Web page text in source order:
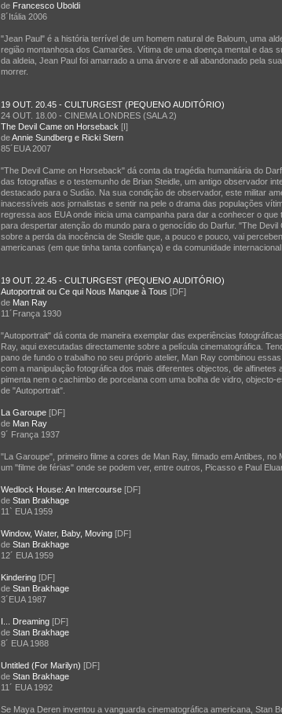
de Francesco Uboldi
8´Itália 2006
"Jean Paul" é a história terrível de um homem natural de Baloum, uma
região montanhosa dos Camarões. Vítima de uma doença mental e das
da aldeia, Jean Paul foi amarrado a uma árvore e ali abandonado pela
morrer.
19 OUT. 20.45 - CULTURGEST (PEQUENO AUDITÓRIO)
24 OUT. 18.00 - CINEMA LONDRES (SALA 2)
The Devil Came on Horseback [I]
deAnnie Sundberg e Ricki Stern
85´EUA 2007
"The Devil Came on Horseback" dá conta da tragédia humanitária do
das fotografias e o testemunho de Brian Steidle, um antigo observador
destacado para o Sudão. Na sua condição de observador, este militar
inacessíveis aos jornalistas e sentir na pele o drama das populações
regressa aos EUA onde inicia uma campanha para dar a conhecer o
para despertar atenção do mundo para o genocídio do Darfur. "The
sobre a perda da inocência de Steidle que, a pouco e pouco, vai
americanas (em que tinha tanta confiança) e da comunidade
19 OUT. 22.45 - CULTURGEST (PEQUENO AUDITÓRIO)
Autoportrait ou Ce qui Nous Manque à Tous [DF]
de Man Ray
11´França 1930
"Autoportrait" dá conta de maneira exemplar das experiências
Ray, aqui executadas directamente sobre a película cinematográfica.
pano de fundo o trabalho no seu próprio atelier, Man Ray combinou
com a manipulação fotográfica dos mais diferentes objectos, de alfinetes
pimenta nem o cachimbo de porcelana com uma bolha de vidro,
de "Autoportrait".
La Garoupe [DF]
de Man Ray
9´ França 1937
"La Garoupe", primeiro filme a cores de Man Ray, filmado em Antibes,
um "filme de férias" onde se podem ver, entre outros, Picasso e Paul
Wedlock House: An Intercourse [DF]
de Stan Brakhage
11` EUA 1959
Window, Water, Baby, Moving [DF]
de Stan Brakhage
12´ EUA 1959
Kindering [DF]
de Stan Brakhage
3´EUA 1987
I... Dreaming [DF]
de Stan Brakhage
8´ EUA 1988
Untitled (For Marilyn) [DF]
de Stan Brakhage
11´ EUA 1992
Se Maya Deren inventou a vanguarda cinematográfica americana, Stan